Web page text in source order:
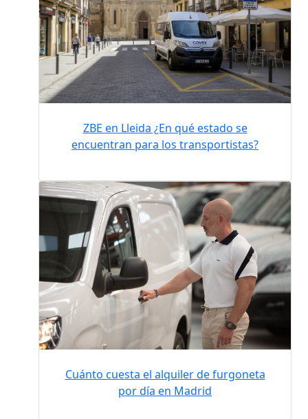
ZBE en Lleida ¿En qué estado se
encuentran para los transportistas?
Cuánto cuesta el alquiler de furgoneta
por día en Madrid